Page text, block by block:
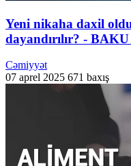
Yeni nikaha daxil
dayandırılır? -
Cəmiyyət
07 aprel 2025 671 baxış